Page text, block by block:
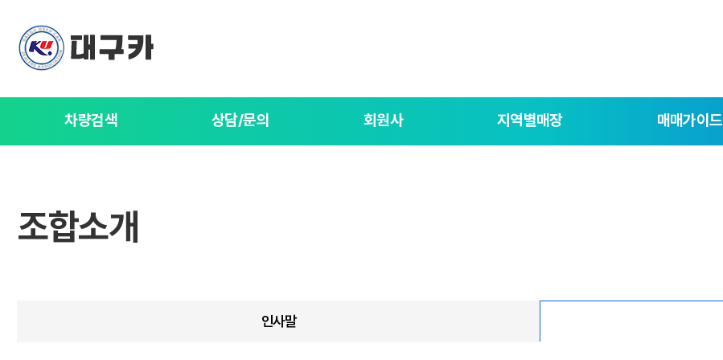
차량검색 상담/문의 회원사 지역별매장 매매가이드
조합소개
인사말